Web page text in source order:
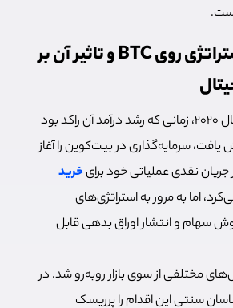
تمرکز مایکرواستراتژی روی BTC و تاثیر آن بر
مایکرو استراتژی در سال ۲۰۲۰، زمانی که رشد درآمد آن راکد بود
یافت، سرمایه‌گذاری در بیت‌کوین را آغاز
جریان نقدی عملیاتی خود برایخرید
اما به مرور به استراتژی‌های
سهام و انتشار اوراق بدهی قابل
مختلفی از سوی بازار روبه‌رو شد. در
سنتی این اقدام را پرریسک